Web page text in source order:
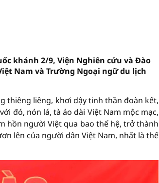
khánh 2/9, Viện Nghiên cứu và Đào
Nam và Trường Ngoại ngữ du lịch
thiêng liêng, khơi dậy tinh thần đoàn kết,
đó, nón lá, tà áo dài Việt Nam mộc mạc,
hồn người Việt qua bao thế hệ, trở thành
lên của người dân Việt Nam, nhất là thế